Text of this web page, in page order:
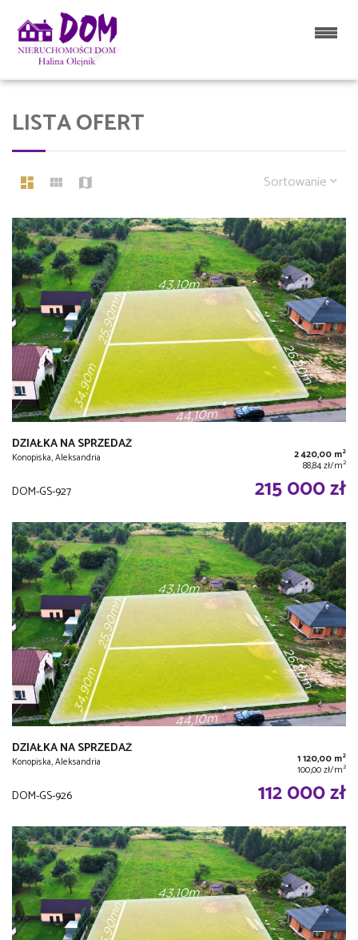
LISTA OFERT
Sortowanie
DZIAŁKA NA SPRZEDAŻ
Konopiska, Aleksandria 2 420,00 m2
88,84 zł/m2
DOM-GS-927 215 000 zł
DZIAŁKA NA SPRZEDAŻ
Konopiska, Aleksandria 1 120,00 m2
100,00 zł/m2
DOM-GS-926 112 000 zł